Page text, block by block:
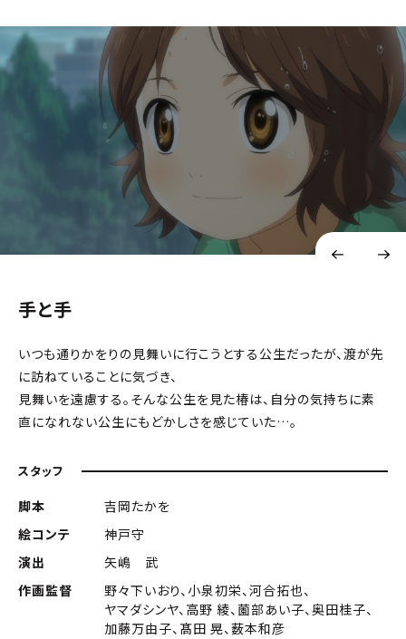
手と手
いつも通りかをりの見舞いに行こうとする公生だったが、渡が先
に訪ねていることに気づき、
見舞いを遠慮する。そんな公生を見た椿は、自分の気持ちに素
直になれない公生にもどかしさを感じていた…。
スタッフ
脚本
吉岡たかを
絵コンテ
神戸守
演出
矢嶋 武
作画監督
野々下いおり、小泉初栄、河合拓也、
ヤマダシンヤ、高野 綾、薗部あい子、奥田桂子、
加藤万由子、髙田 晃、薮本和彦